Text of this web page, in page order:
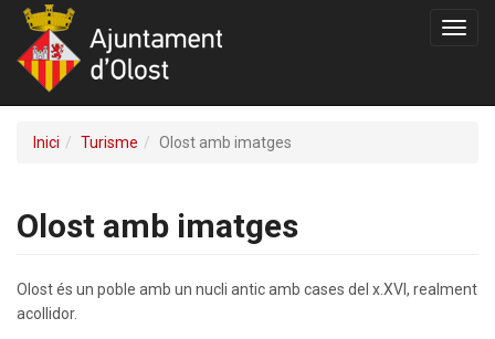
Inici Turisme Olost amb imatges
Olost amb imatges
Olost és un poble amb un nucli antic amb cases del x.XVI, realment
acollidor.